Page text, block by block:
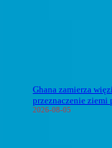
Ghana zamierza
przeznaczenie ziemi
2026-08-05